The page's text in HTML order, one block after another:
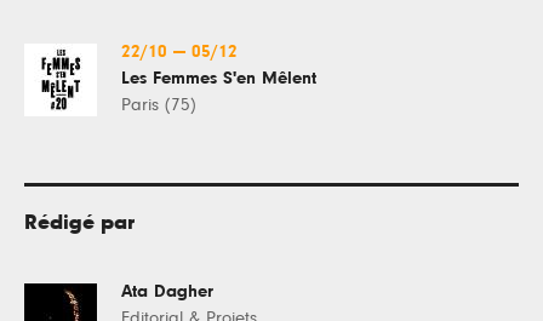
22/10 — 05/12
Les Femmes S'en Mêlent
Paris (75)
Rédigé par
Ata Dagher